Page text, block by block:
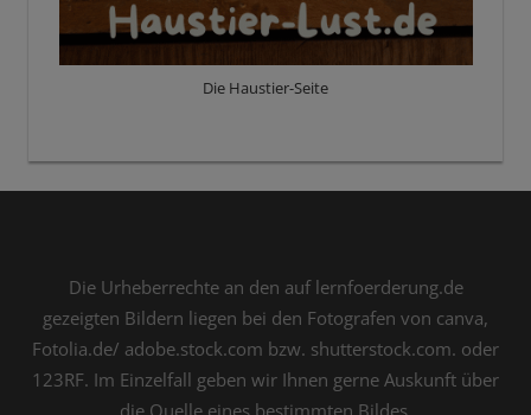
Die Haustier-Seite
Die Urheberrechte an den auf lernfoerderung.de
gezeigten Bildern liegen bei den Fotografen von canva,
Fotolia.de/ adobe.stock.com bzw. shutterstock.com. oder
123RF. Im Einzelfall geben wir Ihnen gerne Auskunft über
die Quelle eines bestimmten Bildes.